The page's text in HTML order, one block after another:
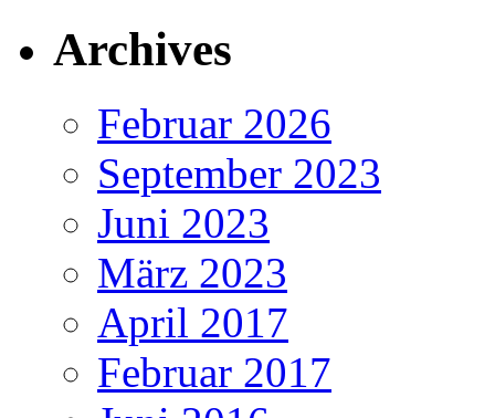
Archives
Februar 2026
September 2023
Juni 2023
März 2023
April 2017
Februar 2017